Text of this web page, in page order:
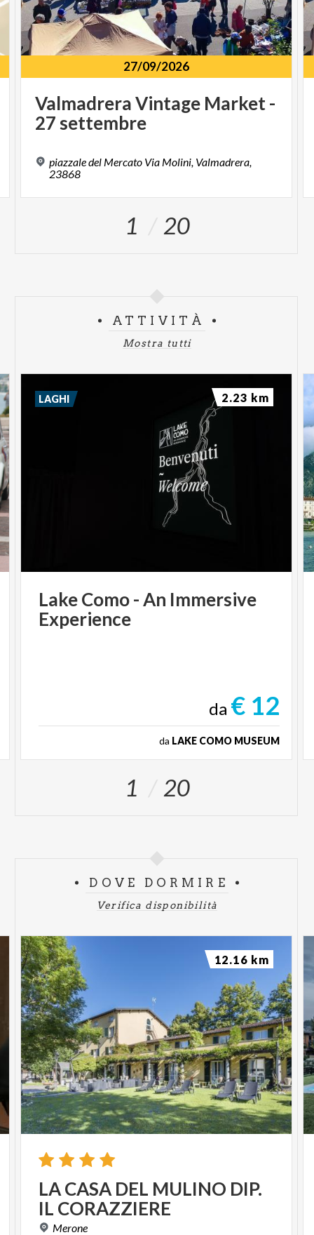
27/09/2026
ValmadreraVintage Market-
27 settembre
piazzale del Mercato Via Molini, Valmadrera,
23868
1 20
ATTIVITÀ
Mostra tutti
LakeComo-An Immersive
Experience
da € 12
da LAKE COMO MUSEUM
LAGHI 2.23 km
1 20
DOVE DORMIRE
Verifica disponibilità
LACASA DEL MULINO DIP.
IL CORAZZIERE
Merone
12.16 km